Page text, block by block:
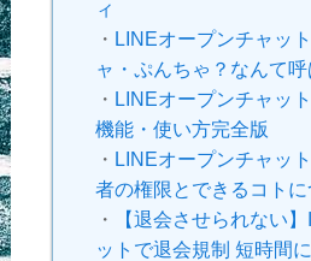
ィ
・ LINEオープンチャッ
ャ・ぷんちゃ？なんて呼
・ LINEオープンチャッ
機能・使い方完全版
・ LINEオープンチャッ
者の権限とできるコトに
・
【退会させられない
ットで退会規制 短時間